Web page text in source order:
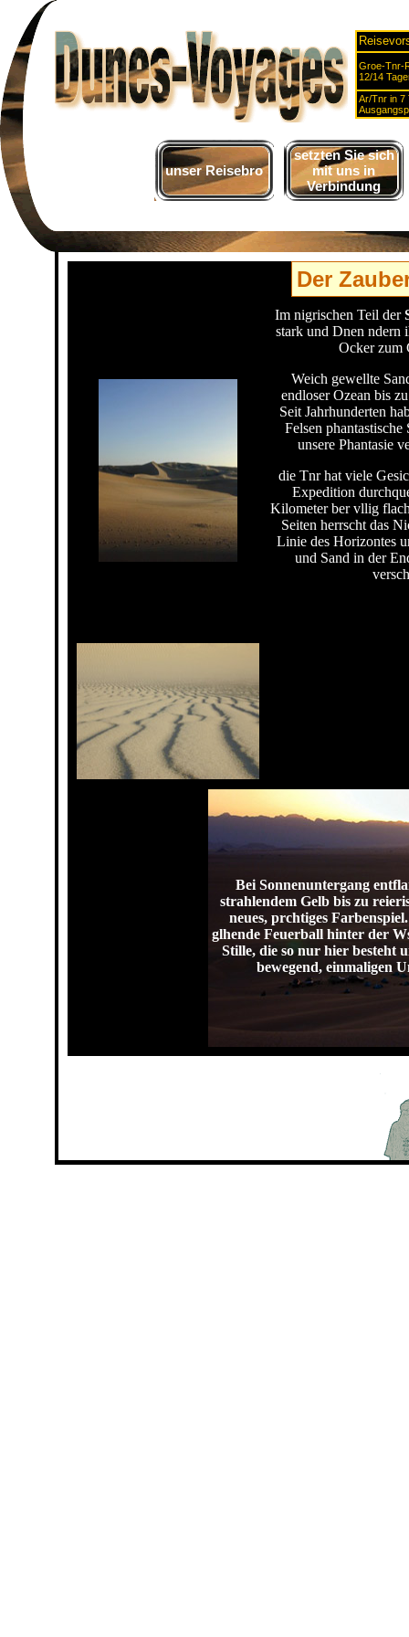
Groe-Tnr-
12/14
Ar/Tnr in 7
unser Reisebro
setzten Sie sich
mit uns in
Verbindung
Der
Im nigrischen Teil der
stark und Dnen ndern
Ocker zum
Weich gewellte
endloser Ozean bis
Seit Jahrhunderten
Felsen
unsere Phantasie
die Tnr hat viele
Expedition
Kilometer ber vllig
Seiten herrscht das
Linie des Horizontes
und Sand in der
Bei Sonnenuntergang
strahlendem Gelb bis zu
neues, prchtiges
glhende Feuerball hinter der
Stille, die so nur hier besteht
bewegend, einmaligen